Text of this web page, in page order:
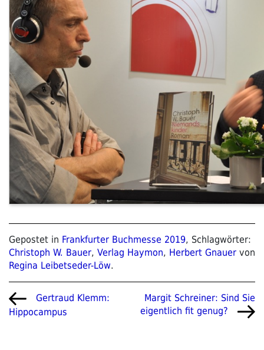
Gepostet in Frankfurter Buchmesse 2019, Schlagwörter:
Christoph W. Bauer, Verlag Haymon, Herbert Gnauer von
Regina Leibetseder-Löw.
Beitragsnavigation
Vorheriger
Beitrag
Gertraud Klemm:
Hippocampus
Nächster
Beitrag
Margit Schreiner: Sind Sie
eigentlich fit genug?